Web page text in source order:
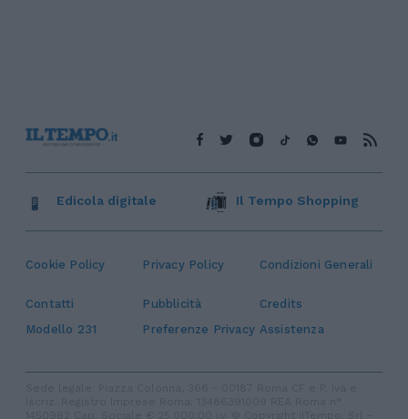
Cookie Policy Privacy Policy Condizioni Generali
Contatti Pubblicità
Credits
Modello 231
Preferenze Privacy Assistenza
Edicola digitale Il Tempo Shopping